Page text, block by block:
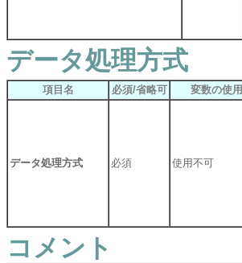
データ処理方式
項目名 必須/省略可 変数の使用
データ処理方式 必須 使用不可
コメント